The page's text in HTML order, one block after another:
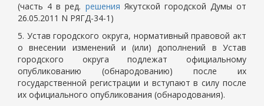
(часть 4 в ред. решения Якутской городской Думы от
26.05.2011 N РЯГД-34-1)
5. Устав городского округа, нормативный правовой акт
о внесении изменений и (или) дополнений в Устав
городского округа подлежат официальному
опубликованию (обнародованию) после их
государственной регистрации и вступают в силу после
их официального опубликования (обнародования).